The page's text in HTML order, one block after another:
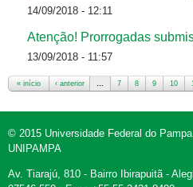
14/09/2018 - 12:11
Atenção! Prorrogadas
13/09/2018 - 11:57
« início ‹ anterior … 7 8 9 10
© 2015 Universidade Federal do
UNIPAMPA
Av. Tiarajú, 810 - Bairro Ibirapuitã -